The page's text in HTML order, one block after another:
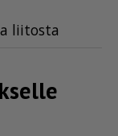
lii­tos­ta